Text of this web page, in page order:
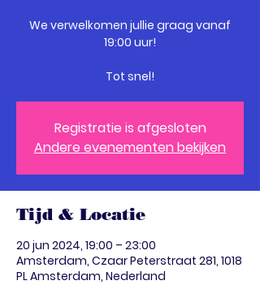
We verwelkomen jullie graag vanaf
19:00 uur!
Tot snel!
Registratie is afgesloten
Andere evenementen bekijken
Tijd & Locatie
20 jun 2024, 19:00 – 23:00
Amsterdam, Czaar Peterstraat 281, 1018
PL Amsterdam, Nederland